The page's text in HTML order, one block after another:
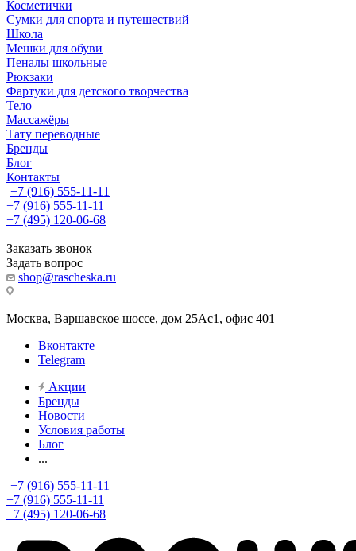
Косметички
Сумки для спорта и путешествий
Школа
Мешки для обуви
Пеналы школьные
Рюкзаки
Фартуки для детского творчества
Тело
Массажёры
Тату переводные
Бренды
Блог
Контакты
+7 (916) 555-11-11
+7 (916) 555-11-11
+7 (495) 120-06-68
Заказать звонок
Задать вопрос
shop@rascheska.ru
Москва, Варшавское шоссе, дом 25Аc1, офис 401
Вконтакте
Telegram
Акции
Бренды
Новости
Условия работы
Блог
...
+7 (916) 555-11-11
+7 (916) 555-11-11
+7 (495) 120-06-68